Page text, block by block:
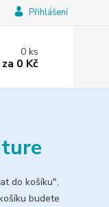
Přihlášení
0ks
za 0 Kč
do košíku",
budete